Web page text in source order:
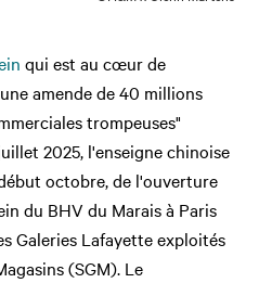
qui est au cœur de
amende de 40 millions
trompeuses"
2025, l'enseigne chinoise
octobre, de l'ouverture
du BHV du Marais à Paris
Galeries Lafayette exploités
(SGM). Le